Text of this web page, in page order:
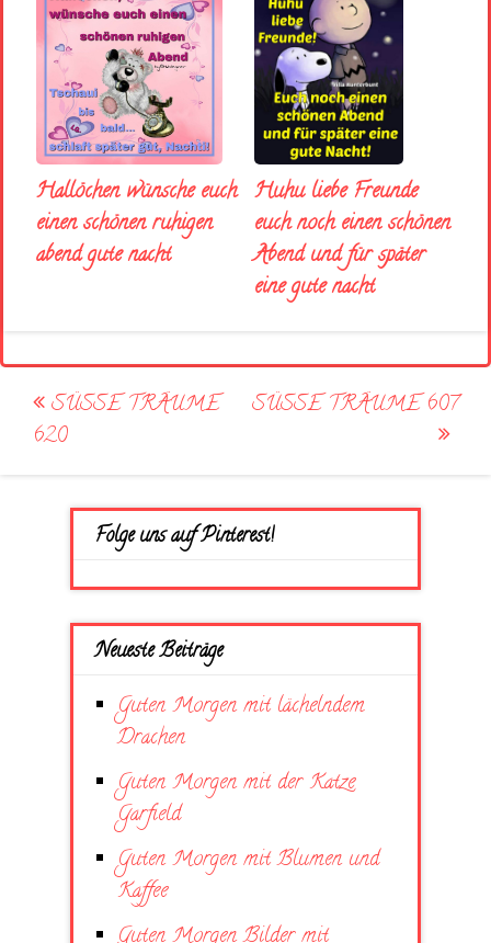
Hallöchen wünsche euch
einen schönen ruhigen
abend gute nacht
Huhu liebe Freunde
euch noch einen schönen
Abend und für später
eine gute nacht
Post
navigation
SÜSSE TRÄUME 6
20
SÜSSE TRÄUME 607
Folge uns auf Pinterest!
Neueste Beiträge
Guten Morgen mit lächelndem
Drachen
Guten Morgen mit der Katze
Garfield
Guten Morgen mit Blumen und
Kaffee